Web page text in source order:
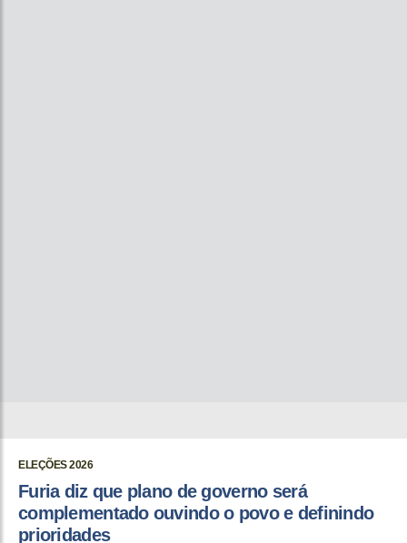
ELEÇÕES 2026
Furia diz que plano de governo será
complementado ouvindo o povo e definindo
prioridades